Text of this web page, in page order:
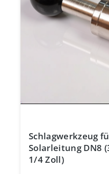
Schlagwerkzeug
Solarleitung DN8 (3/8 Zoll)
1/4 Zoll)